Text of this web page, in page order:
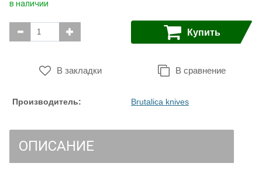
в наличии
Купить
В закладки В сравнение
Производитель: Brutalica knives
ОПИСАНИЕ